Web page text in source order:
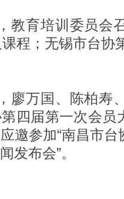
教育培训委员会
程；无锡市台协
廖万国、陈柏寿
四届第一次会员
邀参加“南昌市
发布会”。